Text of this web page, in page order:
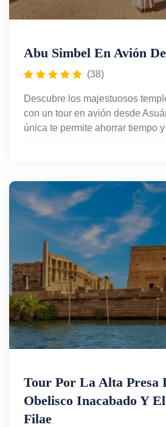
Abu Simbel En Avión
(38)
Descubre los majestuosos
con un tour en avión desde
única te permite ahorrar tiempo
UNESCO. Con vuelos de ida y
traslado al aeropuerto y
perfecta para quienes desean
en solo medio día. ¡Reserva
grandeza del Antiguo Egipto!
Tour Por La Alta Presa
Obelisco Inacabado Y
Filae